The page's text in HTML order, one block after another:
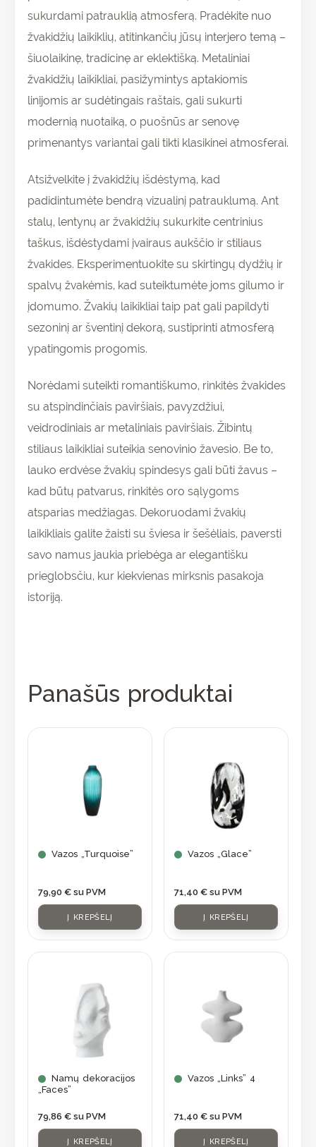
sukurdami patrauklią atmosferą. Pradėkite nuo
žvakidžių laikiklių, atitinkančių jūsų interjero temą –
šiuolaikinę, tradicinę ar eklektišką. Metaliniai
žvakidžių laikikliai, pasižymintys aptakiomis
linijomis ar sudėtingais raštais, gali sukurti
modernią nuotaiką, o puošnūs ar senovę
primenantys variantai gali tikti klasikinei atmosferai.
Atsižvelkite į žvakidžių išdėstymą, kad
padidintumėte bendrą vizualinį patrauklumą. Ant
stalų, lentynų ar žvakidžių sukurkite centrinius
taškus, išdėstydami įvairaus aukščio ir stiliaus
žvakides. Eksperimentuokite su skirtingų dydžių ir
spalvų žvakėmis, kad suteiktumėte joms gilumo ir
įdomumo. Žvakių laikikliai taip pat gali papildyti
sezoninį ar šventinį dekorą, sustiprinti atmosferą
ypatingomis progomis.
Norėdami suteikti romantiškumo, rinkitės žvakides
su atspindinčiais paviršiais, pavyzdžiui,
veidrodiniais ar metaliniais paviršiais. Žibintų
stiliaus laikikliai suteikia senovinio žavesio. Be to,
lauko erdvėse žvakių spindesys gali būti žavus –
kad būtų patvarus, rinkitės oro sąlygoms
atsparias medžiagas. Dekoruodami žvakių
laikikliais galite žaisti su šviesa ir šešėliais, paversti
savo namus jaukia priebėga ar elegantišku
prieglobsčiu, kur kiekvienas mirksnis pasakoja
istoriją.
Panašūs produktai
Vazos „Turquoise”
79,90 € su PVM
Į KREPŠELĮ
Vazos „Glace”
71,40 € su PVM
Į KREPŠELĮ
Namų dekoracijos
„Faces”
79,86 € su PVM
Į KREPŠELĮ
Vazos „Links” 4
71,40 € su PVM
Į KREPŠELĮ